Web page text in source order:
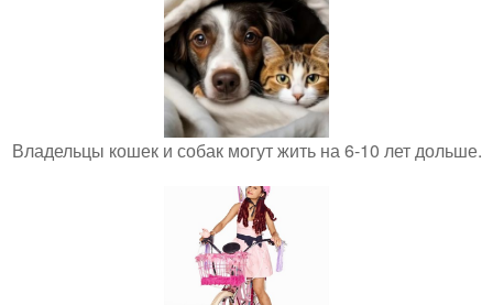
Владельцы кошек и собак могут жить на 6-10 лет дольше.